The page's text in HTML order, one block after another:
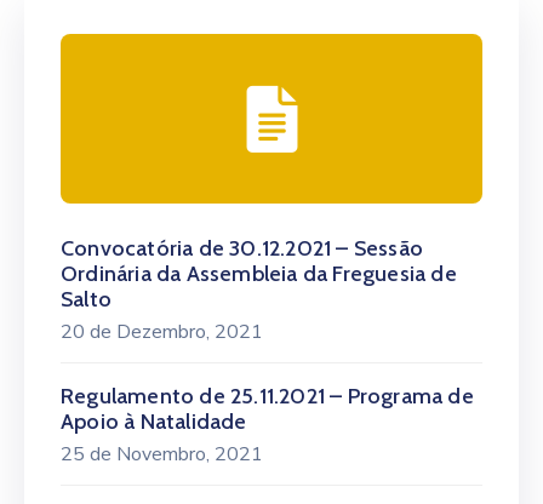
Convocatória de 30.12.2021 – Sessão
Ordinária da Assembleia da Freguesia de
Salto
20 de Dezembro, 2021
Regulamento de 25.11.2021 – Programa de
Apoio à Natalidade
25 de Novembro, 2021